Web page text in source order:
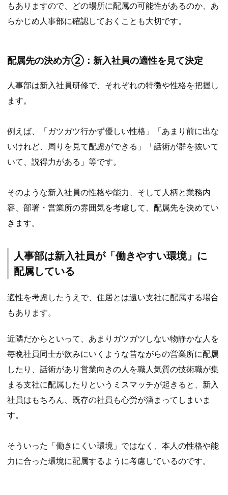
もありますので、どの場所に配属の可能性があるのか、あ
らかじめ人事部に確認しておくことも大切です。
配属先の決め方②：新入社員の適性を見て決定
人事部は新入社員研修で、それぞれの特徴や性格を把握し
ます。
例えば、「ガツガツ行かず優しい性格」「あまり前に出な
いけれど、周りを見て配慮ができる」「話術が群を抜いて
いて、説得力がある」等です。
そのような新入社員の性格や能力、そして人柄と業務内
容、部署・営業所の雰囲気を考慮して、配属先を決めてい
きます。
人事部は新入社員が「働きやすい環境」に
配属している
適性を考慮したうえで、住居とは遠い支社に配属する場合
もあります。
近隣だからといって、あまりガツガツしない物静かな人を
毎晩社員同士が飲みにいくような昔ながらの営業所に配属
したり、話術があり営業向きの人を職人気質の技術職が集
まる支社に配属したりというミスマッチが起きると、新入
社員はもちろん、既存の社員も心労が溜まってしまいま
す。
そういった「働きにくい環境」ではなく、本人の性格や能
力に合った環境に配属するように考慮しているのです。